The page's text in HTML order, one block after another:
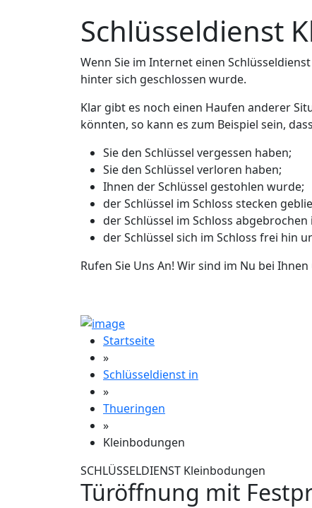
Schlüsseldienst
Wenn Sie im Internet einen
hinter sich geschlossen wurde.
Klar gibt es noch einen Haufen anderer
könnten, so kann es zum Beispiel sein,
Sie den Schlüssel vergessen haben;
Sie den Schlüssel verloren haben;
Ihnen der Schlüssel gestohlen wurde;
der Schlüssel im Schloss stecken
der Schlüssel im Schloss abgebrochen
der Schlüssel sich im Schloss frei hin
Rufen Sie Uns An! Wir sind im Nu bei
Startseite
»
Schlüsseldienst in
»
Thueringen
»
Kleinbodungen
SCHLÜSSELDIENST Kleinbodungen
Türöffnung mit